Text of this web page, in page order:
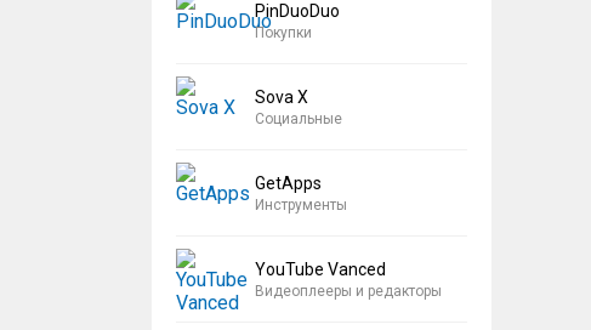
PinDuoDuo
Покупки
Sova X
Социальные
GetApps
Инструменты
YouTube Vanced
Видеоплееры и редакторы